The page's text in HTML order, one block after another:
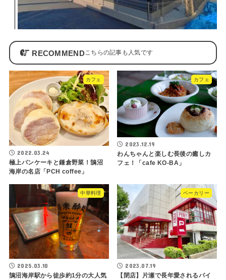
RECOMMEND
カフェ
2022.03.24
極上パンケーキと鎌倉野菜！鵠沼
海岸の名店「PCH coffee」
カフェ
2023.12.19
わんちゃんと楽しむ長後の癒しカ
フェ！「cafe KO-BA」
中華料理
2025.03.10
鵠沼海岸駅から徒歩約1分の大人気
ベーカリー
2023.07.19
【閉店】片瀬で長年愛されるパイ